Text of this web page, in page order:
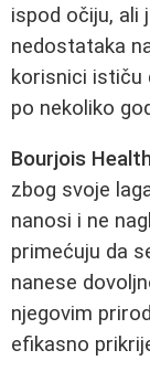
ispod očiju, ali
nedostataka
korisnici ističu
po nekoliko
Bourjois
zbog svoje
nanosi i ne
primećuju da
nanese
njegovim
efikasno